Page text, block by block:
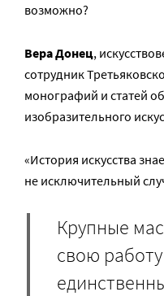
возможно?
Вера Донец,
сотрудник
монографий и статей
изобразительного
«История искусства
не исключительный
Крупные
свою